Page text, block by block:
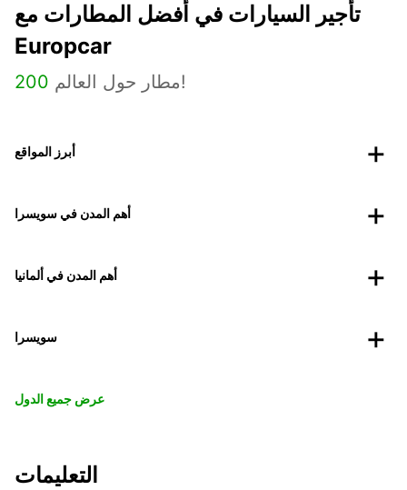
تأجير السيارات في أفضل المطارات مع
Europcar
200 مطار حول العالم!
أبرز المواقع
أهم المدن في سويسرا
أهم المدن في ألمانيا
سويسرا
عرض جميع الدول
التعليمات